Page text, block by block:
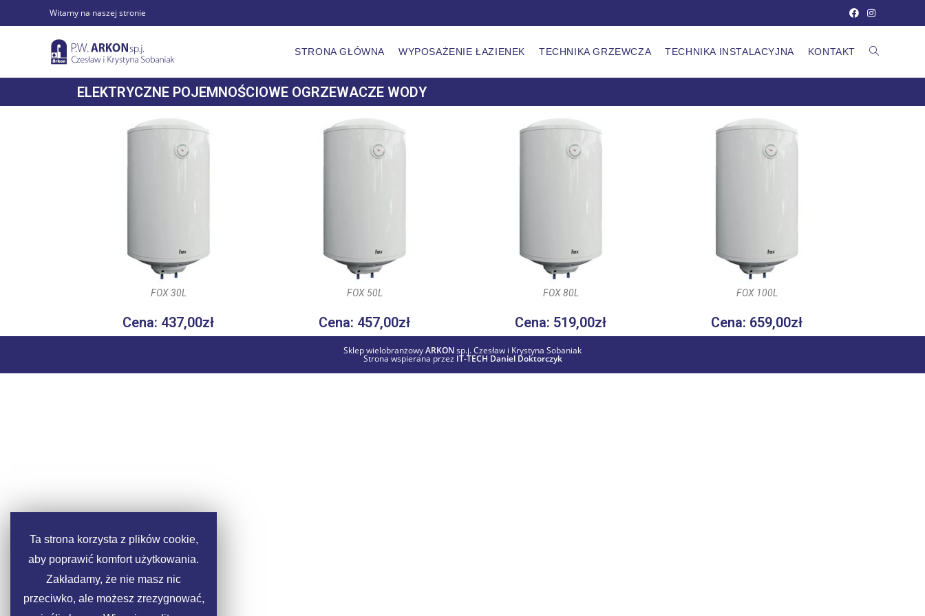
Witamy na naszej stronie
STRONA GŁÓWNA WYPOSAŻENIE ŁAZIENEK TECHNIKA GRZEWCZA TECHNIKA INSTALACYJNA KONTAKT
ELEKTRYCZNE POJEMNOŚCIOWE OGRZEWACZE WODY
FOX 30L
Cena: 437,00zł
FOX 50L
Cena: 457,00zł
FOX 80L
Cena: 519,00zł
FOX 100L
Cena: 659,00zł
Sklep wielobranżowyARKONsp.j. Czesław i Krystyna Sobaniak
Strona wspierana przez IT-TECH Daniel Doktorczyk
Ta strona korzysta z plików cookie,
aby poprawić komfort użytkowania.
Zakładamy, że nie masz nic
przeciwko, ale możesz zrezygnować,